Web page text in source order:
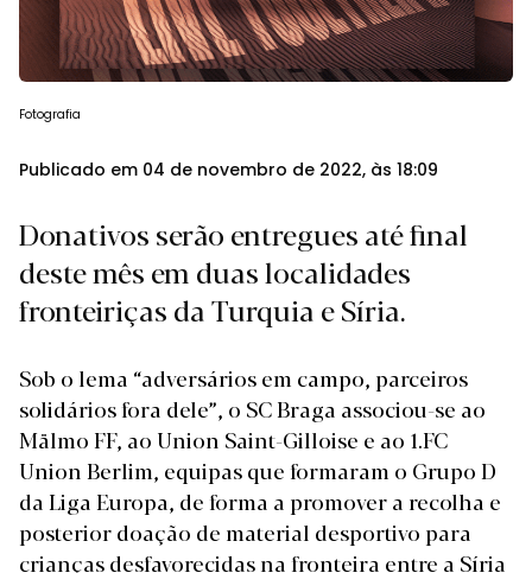
Fotografia
Publicado em 04 de novembro de 2022, às 18:09
Donativos serão entregues até final
deste mês em duas localidades
fronteiriças da Turquia e Síria.
Sob o lema “adversários em campo, parceiros
solidários fora dele”, o SC Braga associou-se ao
Mälmo FF, ao Union Saint-Gilloise e ao 1.FC
Union Berlim, equipas que formaram o Grupo D
da Liga Europa, de forma a promover a recolha e
posterior doação de material desportivo para
crianças desfavorecidas na fronteira entre a Síria